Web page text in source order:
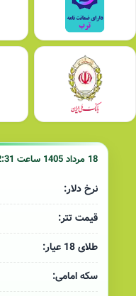
18 مرداد 1405 ساعت 10:22:31
نرخ دلار:
قیمت تتر:
طلای 18 عیار:
سکه امامی: